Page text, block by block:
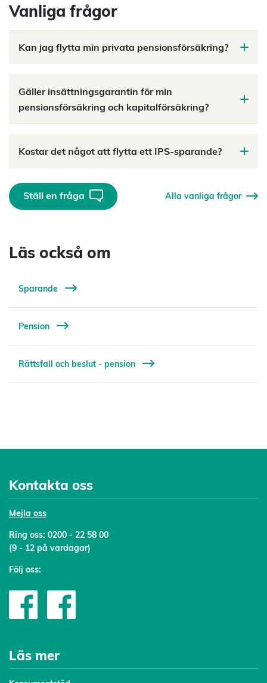
Vanliga frågor
Kan jag flytta min privata pensionsförsäkring?
Gäller insättningsgarantin för min
pensionsförsäkring och kapitalförsäkring?
Kostar det något att flytta ett IPS-sparande?
Ställ en fråga Alla vanliga frågor
Läs också om
Sparande
Pension
Rättsfall och beslut - pension
Kontakta oss
Mejla oss
Ring oss: 0200 - 22 58 00
(9 - 12 på vardagar)
Följ oss:
Läs mer